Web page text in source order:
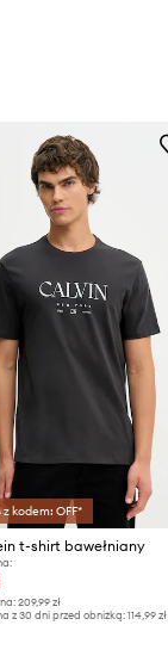
kodem: OFF*
t-shirt bawełniany
209,99 zł
z 30 dni przed obniżką:114,99 zł